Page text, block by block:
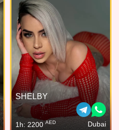
SHELBY
1h: 2200 AED Dubai